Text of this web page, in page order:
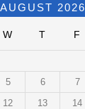
AUGUST 2026
W T F
5 6 7
12 13 14